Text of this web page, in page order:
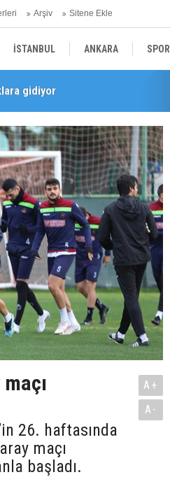
Arşiv Sitene Ekle
İSTANBUL ANKARA SPOR
EKONOMİ
gidiyor
26. haftasında
maçı
başladı.
A+
A-